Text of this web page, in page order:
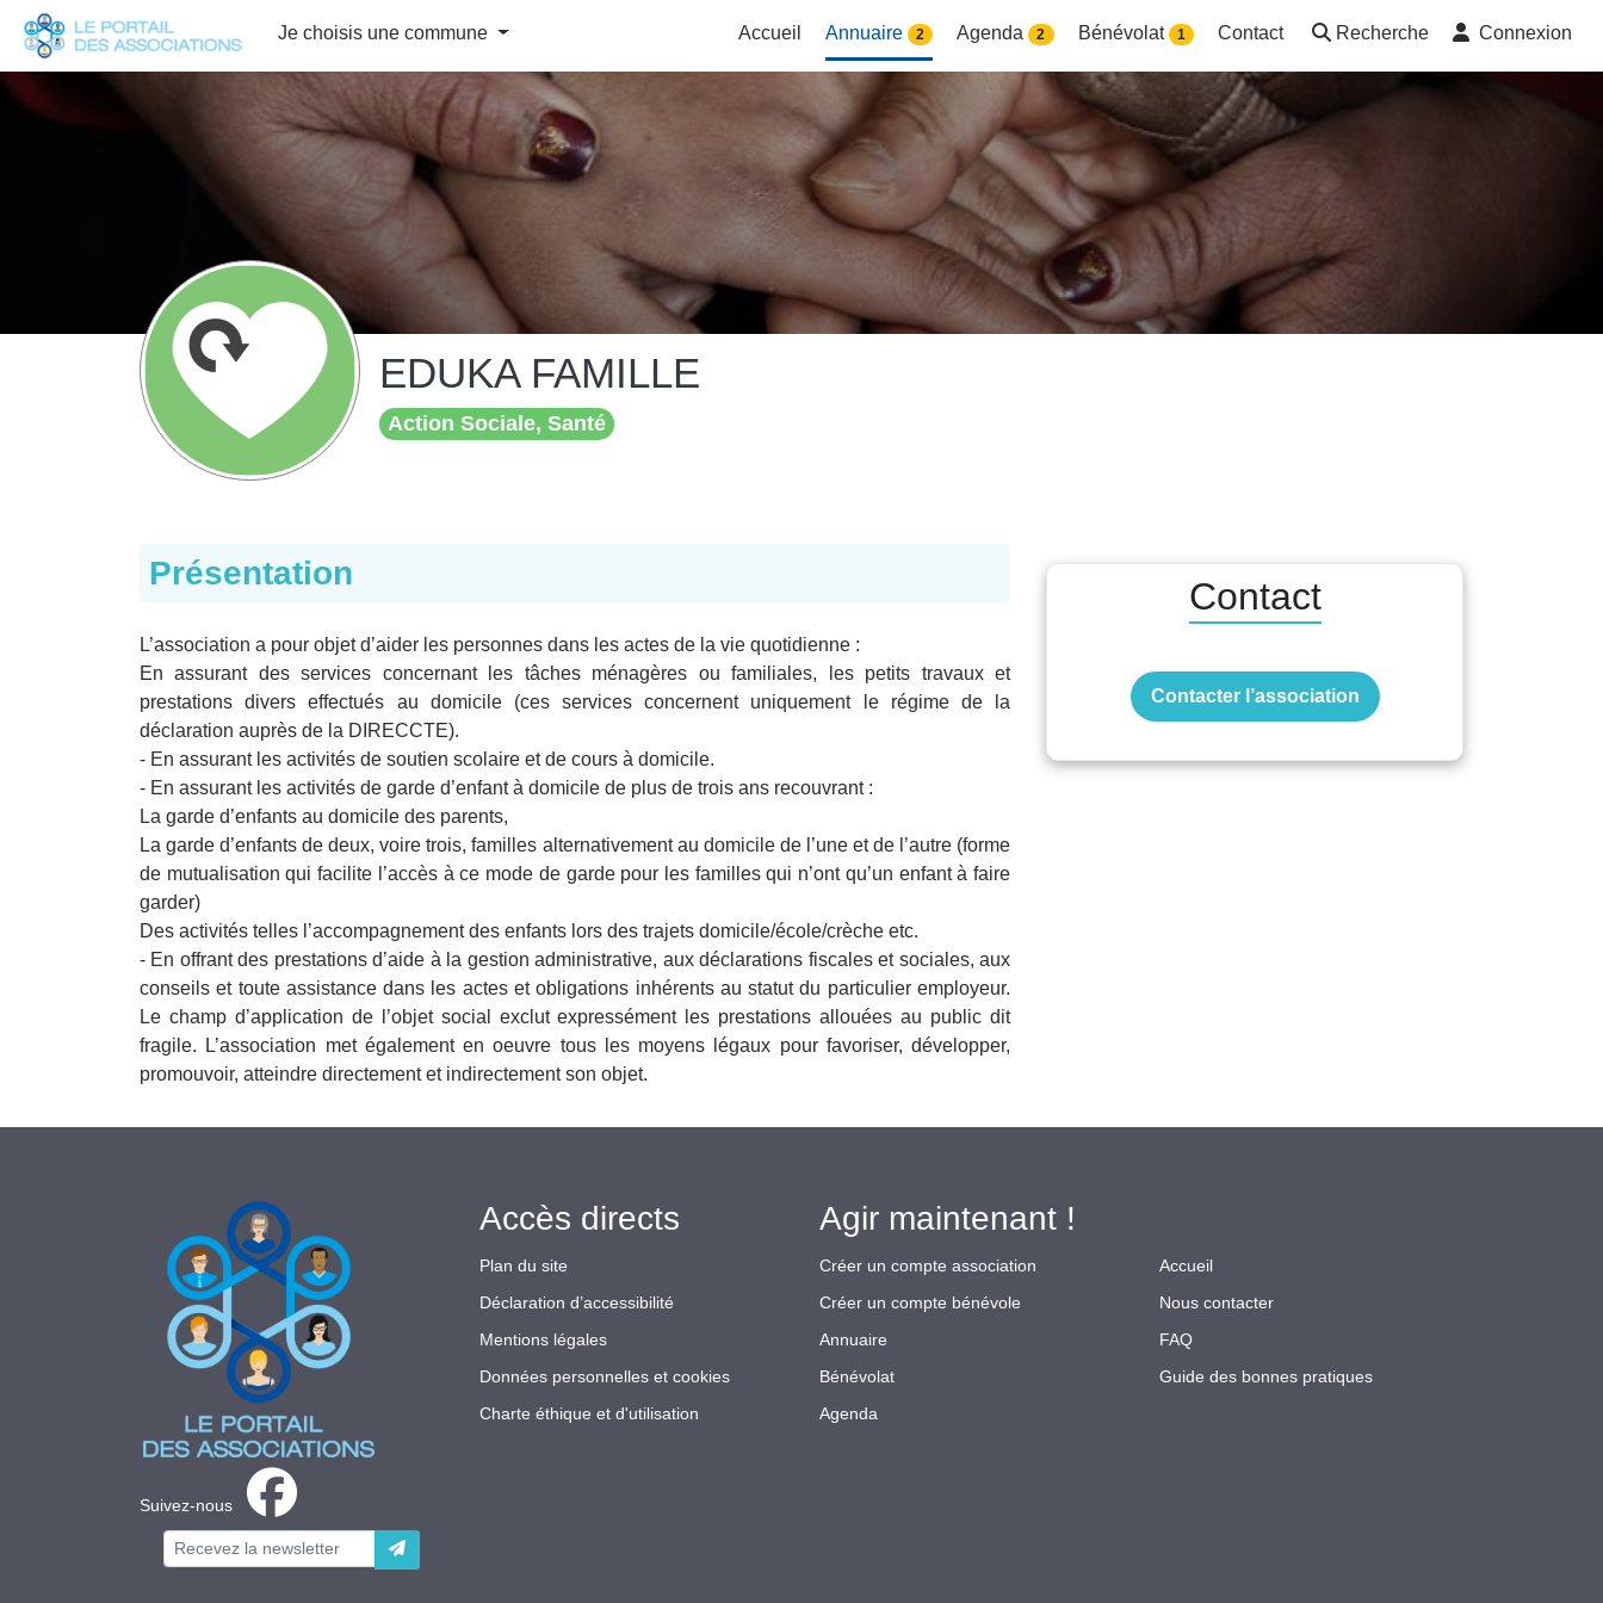
Je choisis une commune Accueil Annuaire 2 Agenda 2 Bénévolat 1 Contact Recherche Connexion
EDUKA FAMILLE
Action Sociale, Santé
Présentation
L’association a pour objet d’aider les personnes dans les actes de la vie quotidienne :
En assurant des services concernant les tâches ménagères ou familiales, les petits travaux et
prestations divers effectués au domicile (ces services concernent uniquement le régime de la
déclaration auprès de la DIRECCTE).
- En assurant les activités de soutien scolaire et de cours à domicile.
- En assurant les activités de garde d’enfant à domicile de plus de trois ans recouvrant :
La garde d’enfants au domicile des parents,
La garde d’enfants de deux, voire trois, familles alternativement au domicile de l’une et de l’autre (forme
de mutualisation qui facilite l’accès à ce mode de garde pour les familles qui n’ont qu’un enfant à faire
garder)
Des activités telles l’accompagnement des enfants lors des trajets domicile/école/crèche etc.
- En offrant des prestations d’aide à la gestion administrative, aux déclarations fiscales et sociales, aux
conseils et toute assistance dans les actes et obligations inhérents au statut du particulier employeur.
Le champ d’application de l’objet social exclut expressément les prestations allouées au public dit
fragile. L’association met également en oeuvre tous les moyens légaux pour favoriser, développer,
promouvoir, atteindre directement et indirectement son objet.
Contact
Contacter l’association
Suivez-nous
Accès directs
Plan du site
Déclaration d’accessibilité
Mentions légales
Données personnelles et cookies
Charte éthique et d'utilisation
Agir maintenant !
Créer un compte association
Créer un compte bénévole
Annuaire
Bénévolat
Agenda
Accueil
Nous contacter
FAQ
Guide des bonnes pratiques
Panneau de gestion des cookies